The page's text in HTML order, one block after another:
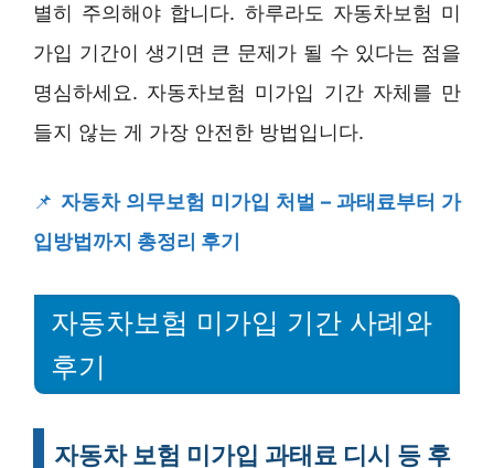
별히 주의해야 합니다. 하루라도 자동차보험 미
가입 기간이 생기면 큰 문제가 될 수 있다는 점을
명심하세요. 자동차보험 미가입 기간 자체를 만
들지 않는 게 가장 안전한 방법입니다.
📌 자동차 의무보험 미가입 처벌 – 과태료부터 가
입방법까지 총정리 후기
자동차보험 미가입 기간 사례와
후기
자동차 보험 미가입 과태료 디시 등 후